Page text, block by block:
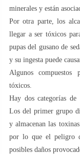
minerales y están
Por otra parte, los
llegar a ser tóxicos
pupas del gusano de
y su ingesta puede
Algunos compuestos
tóxicos.
Hay dos categorías de
Los del primer grupo
y almacenan las
por lo que el peligro
posibles daños